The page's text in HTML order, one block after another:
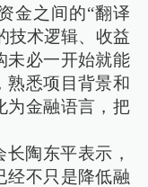
金之间的“翻译
技术逻辑、收益
未必一开始就能
熟悉项目背景和
为金融语言，把
陶东平表示，
经不只是降低融